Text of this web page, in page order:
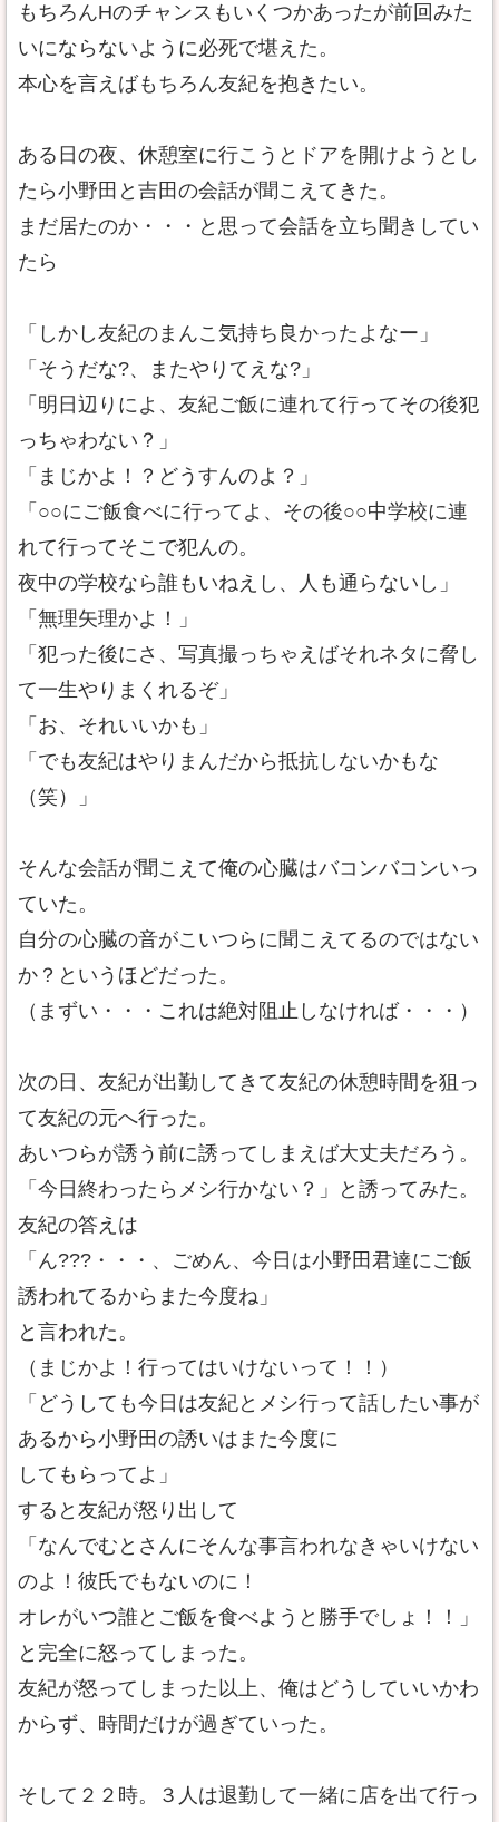
もちろんHのチャンスもいくつかあったが前回みた
いにならないように必死で堪えた。
本心を言えばもちろん友紀を抱きたい。
ある日の夜、休憩室に行こうとドアを開けようとし
たら小野田と吉田の会話が聞こえてきた。
まだ居たのか・・・と思って会話を立ち聞きしてい
たら
「しかし友紀のまんこ気持ち良かったよなー」
「そうだな?、またやりてえな?」
「明日辺りによ、友紀ご飯に連れて行ってその後犯
っちゃわない？」
「まじかよ！？どうすんのよ？」
「○○にご飯食べに行ってよ、その後○○中学校に連
れて行ってそこで犯んの。
夜中の学校なら誰もいねえし、人も通らないし」
「無理矢理かよ！」
「犯った後にさ、写真撮っちゃえばそれネタに脅し
て一生やりまくれるぞ」
「お、それいいかも」
「でも友紀はやりまんだから抵抗しないかもな
（笑）」
そんな会話が聞こえて俺の心臓はバコンバコンいっ
ていた。
自分の心臓の音がこいつらに聞こえてるのではない
か？というほどだった。
（まずい・・・これは絶対阻止しなければ・・・）
次の日、友紀が出勤してきて友紀の休憩時間を狙っ
て友紀の元へ行った。
あいつらが誘う前に誘ってしまえば大丈夫だろう。
「今日終わったらメシ行かない？」と誘ってみた。
友紀の答えは
「ん???・・・、ごめん、今日は小野田君達にご飯
誘われてるからまた今度ね」
と言われた。
（まじかよ！行ってはいけないって！！）
「どうしても今日は友紀とメシ行って話したい事が
あるから小野田の誘いはまた今度に
してもらってよ」
すると友紀が怒り出して
「なんでむとさんにそんな事言われなきゃいけない
のよ！彼氏でもないのに！
オレがいつ誰とご飯を食べようと勝手でしょ！！」
と完全に怒ってしまった。
友紀が怒ってしまった以上、俺はどうしていいかわ
からず、時間だけが過ぎていった。
そして２２時。３人は退勤して一緒に店を出て行っ